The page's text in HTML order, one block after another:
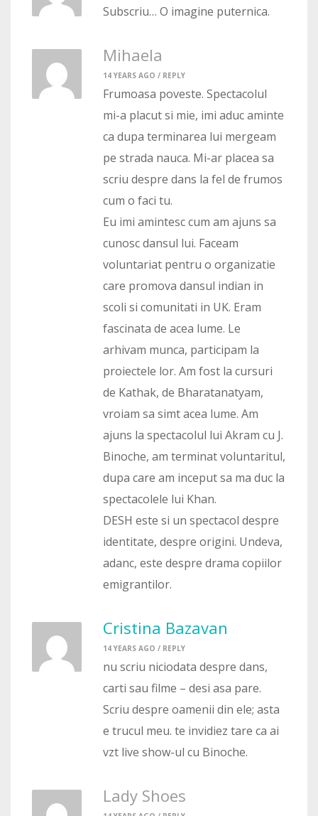
Subscriu… O imagine puternica.
Mihaela
14 YEARS AGO / REPLY
Frumoasa poveste. Spectacolul
mi-a placut si mie, imi aduc aminte
ca dupa terminarea lui mergeam
pe strada nauca. Mi-ar placea sa
scriu despre dans la fel de frumos
cum o faci tu.
Eu imi amintesc cum am ajuns sa
cunosc dansul lui. Faceam
voluntariat pentru o organizatie
care promova dansul indian in
scoli si comunitati in UK. Eram
fascinata de acea lume. Le
arhivam munca, participam la
proiectele lor. Am fost la cursuri
de Kathak, de Bharatanatyam,
vroiam sa simt acea lume. Am
ajuns la spectacolul lui Akram cu J.
Binoche, am terminat voluntaritul,
dupa care am inceput sa ma duc la
spectacolele lui Khan.
DESH este si un spectacol despre
identitate, despre origini. Undeva,
adanc, este despre drama copiilor
emigrantilor.
Cristina Bazavan
14 YEARS AGO / REPLY
nu scriu niciodata despre dans,
carti sau filme – desi asa pare.
Scriu despre oamenii din ele; asta
e trucul meu. te invidiez tare ca ai
vzt live show-ul cu Binoche.
Lady Shoes